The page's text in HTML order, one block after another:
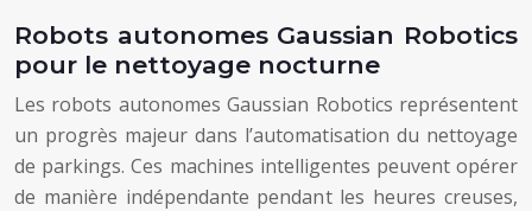
Robots autonomes Gaussian Robotics
pour le nettoyage nocturne
Les robots autonomes Gaussian Robotics représentent
un progrès majeur dans l’automatisation du nettoyage
de parkings. Ces machines intelligentes peuvent opérer
de manière indépendante pendant les heures creuses,